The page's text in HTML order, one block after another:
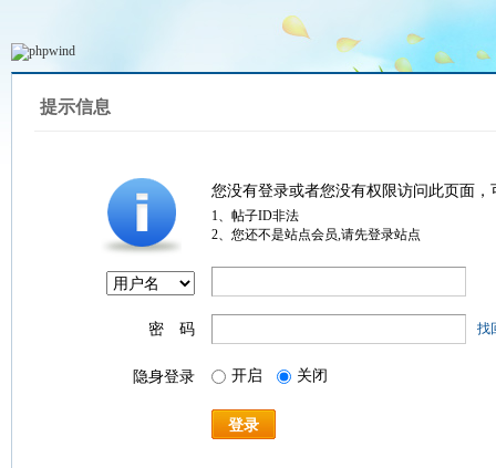
提示信息
您没有登录或者您没有权限访问此页面
1、帖子ID非法
2、您还不是站点会员,请先登录站点
密 码 找
隐身登录 开启 关闭
登录